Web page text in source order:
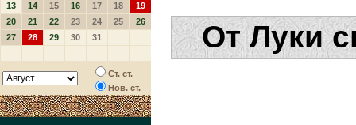
13
14 15 16 17 18
19
20
21 22 23 24 25
26
27
28 29 30 31
Ст. ст.
Нов. ст.
От Луки